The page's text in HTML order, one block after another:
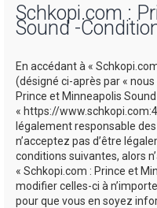
Schkopi.com :
Sound -
En accédant à «
(désigné ci-après par « nous
Prince et Minneapolis Sound
« https://
légalement responsable
n’acceptez pas d’être
conditions suivantes, alors
« Schkopi.com : Prince et
modifier celles-ci à
pour que vous en soyez